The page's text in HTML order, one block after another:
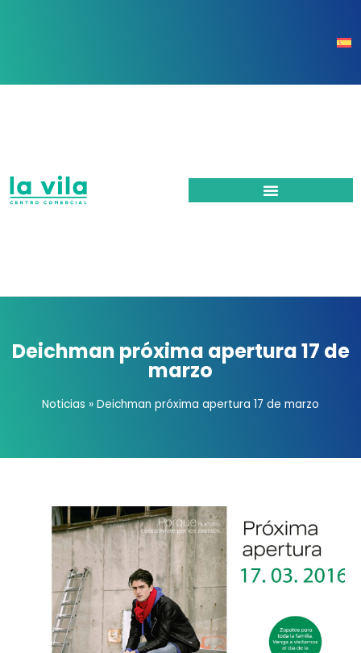
Deichman próxima apertura 17 de
marzo
Noticias » Deichman próxima apertura 17 de marzo